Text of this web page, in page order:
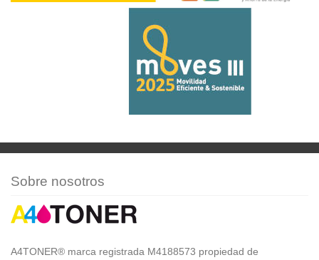
Sobre nosotros
A4TONER® marca registrada M4188573 propiedad de